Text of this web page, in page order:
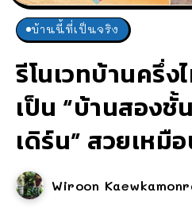
บ้านนี้ที่เป็นจริง
รีโนเวทบ้านครึ่ง
เป็น “บ้านสองชั้
เดิร์น” สวยเหมื
Wiroon